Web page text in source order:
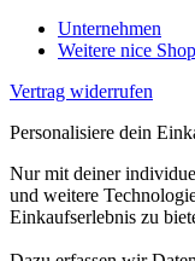
Unternehmen
Weitere nice
Vertrag widerrufen
Personalisiere dein
Nur mit deiner
und weitere
Einkaufserlebnis zu